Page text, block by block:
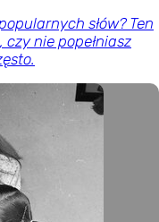
słów? Ten
nie popełniasz